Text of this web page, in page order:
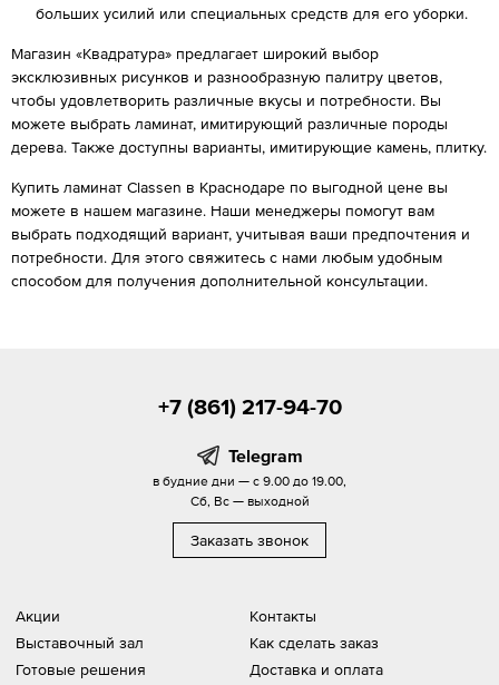
больших усилий или специальных средств для его уборки.
Магазин «Квадратура» предлагает широкий выбор
эксклюзивных рисунков и разнообразную палитру цветов,
чтобы удовлетворить различные вкусы и потребности. Вы
можете выбрать ламинат, имитирующий различные породы
дерева. Также доступны варианты, имитирующие камень, плитку.
Купить ламинат Classen в Краснодаре по выгодной цене вы
можете в нашем магазине. Наши менеджеры помогут вам
выбрать подходящий вариант, учитывая ваши предпочтения и
потребности. Для этого свяжитесь с нами любым удобным
способом для получения дополнительной консультации.
Акции
Выставочный зал
Готовые решения
Контакты
Как сделать заказ
Доставка и оплата
+7 (861) 217-94-70
Telegram
в будние дни — с 9.00 до 19.00,
Сб, Вс — выходной
Заказать звонок